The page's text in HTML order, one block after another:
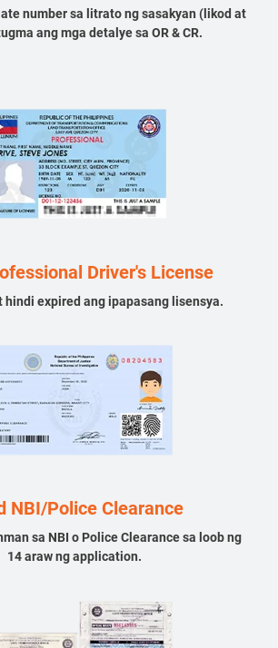
number sa litrato ng sasakyan (likod at
ang mga detalye sa OR & CR.
Driver's License
hindi expired ang ipapasang lisensya.
NBI/Police Clearance
sa NBI o Police Clearance sa loob ng
14 araw ng application.